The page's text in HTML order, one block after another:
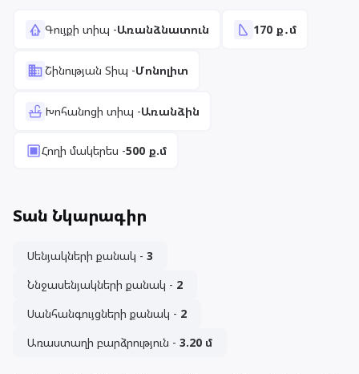
Գույքի տիպ -Առանձնատուն 170 ք․մ
Շինության Տիպ -Մոնոլիտ
Խոհանոցի տիպ -Առանձին
Հողի մակերես -500ք.մ
Տան Նկարագիր
Սենյակների քանակ - 3
Ննջասենյակների քանակ - 2
Սանհանգույցների քանակ - 2
Առաստաղի բարձրություն - 3.20 մ